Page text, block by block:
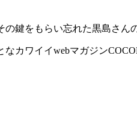
鍵をもらい忘れた黒島さん
カワイイwebマガジン